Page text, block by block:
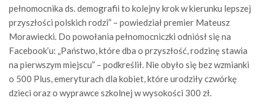
pełnomocnika ds. demografii to kolejny krok w kierunku lepszej
przyszłości polskich rodzi” – powiedział premier Mateusz
Morawiecki. Do powołania pełnomocniczki odniósł się na
Facebook’u: „Państwo, które dba o przyszłość, rodzinę stawia
na pierwszym miejscu” – podkreślił. Nie obyło się bez wzmianki
o 500 Plus, emeryturach dla kobiet, które urodziły czwórkę
dzieci oraz o wyprawce szkolnej w wysokości 300 zł.